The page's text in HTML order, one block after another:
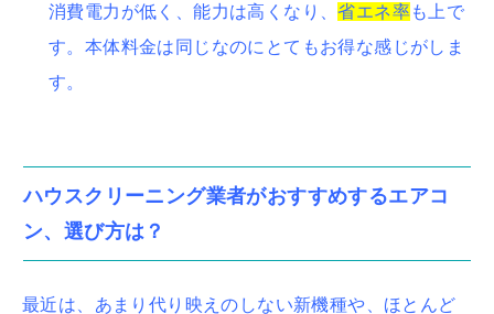
消費電力が低く、能力は高くなり、省エネ率も上で
す。本体料金は同じなのにとてもお得な感じがしま
す。
ハウスクリーニング業者がおすすめするエアコ
ン、選び方は？
最近は、あまり代り映えのしない新機種や、ほとんど